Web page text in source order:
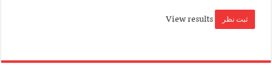
View results